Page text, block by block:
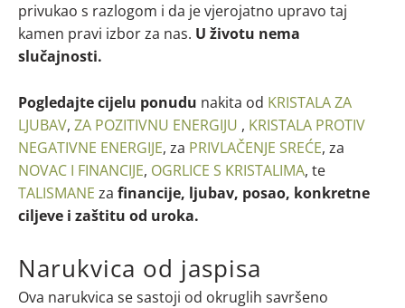
privukao s razlogom i da je vjerojatno upravo taj
kamen pravi izbor za nas. U životu nema
slučajnosti.
Pogledajte cijelu ponudu nakita od KRISTALA ZA
LJUBAV, ZA POZITIVNU ENERGIJU , KRISTALA PROTIV
NEGATIVNE ENERGIJE, za PRIVLAČENJE SREĆE, za
NOVAC I FINANCIJE, OGRLICE S KRISTALIMA, te
TALISMANE za financije, ljubav, posao, konkretne
ciljeve i zaštitu od uroka.
Narukvica od jaspisa
Ova narukvica se sastoji od okruglih savršeno